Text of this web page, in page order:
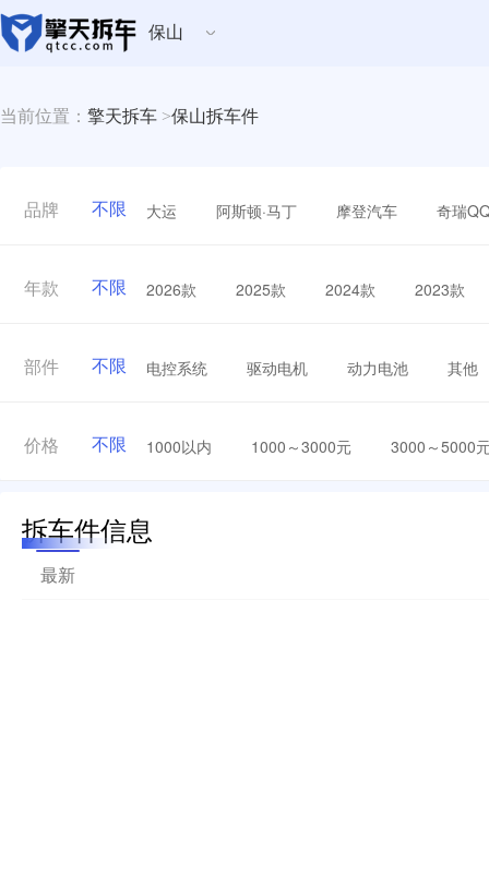
保山
当前位置： 擎天拆车 >保山拆车件
品牌 不限 大运 阿斯顿·马丁 摩登汽车 奇瑞
年款 不限 2026款 2025款 2024款 2023款
部件 不限 电控系统 驱动电机 动力电池 其他
价格 不限 1000以内 1000～3000元 3000～5000
拆车件信息
最新